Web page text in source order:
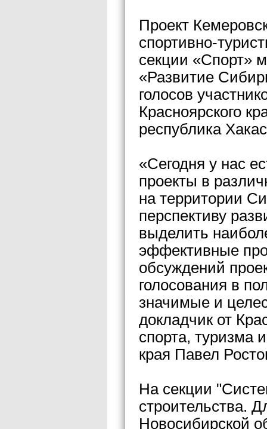
Проект
спортивно-
секции «Спорт»
«Развитие
голосов
Красноярского
республика
«Сегодня у нас
проекты в
на территории
перспективу
выделить
эффективные
обсуждений
голосования в
значимые и
докладчик от
спорта, туризма
края Павел
На секции
строительства.
Новосибирской